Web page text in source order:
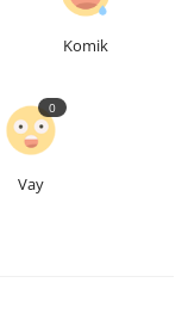
Komik
Vay
0